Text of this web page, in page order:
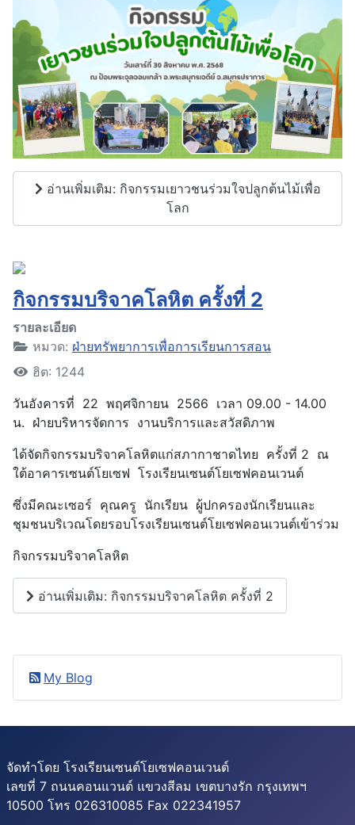
อ่านเพิ่มเติม: กิจกรรมเยาวชนร่วมใจปลูกต้นไม้เพื่อ
โลก
กิจกรรมบริจาคโลหิต ครั้งที่ 2
รายละเอียด
หมวด: ฝ่ายทรัพยาการเพื่อการเรียนการสอน
ฮิต: 1244
วันอังคารที่ 22 พฤศจิกายน 2566 เวลา 09.00 - 14.00
น. ฝ่ายบริหารจัดการ งานบริการและสวัสดิภาพ
ได้จัดกิจกรรมบริจาคโลหิตแก่สภากาชาดไทย ครั้งที่ 2 ณ
ใต้อาคารเซนต์โยเซฟ โรงเรียนเซนต์โยเซฟคอนเวนต์
ซึ่งมีคณะเซอร์ คุณครู นักเรียน ผู้ปกครองนักเรียนและ
ชุมชนบริเวณโดยรอบโรงเรียนเซนต์โยเซฟคอนเวนต์เข้าร่วม
กิจกรรมบริจาคโลหิต
อ่านเพิ่มเติม: กิจกรรมบริจาคโลหิต ครั้งที่ 2
My Blog
จัดทำโดย โรงเรียนเซนต์โยเซฟคอนเวนต์
เลขที่ 7 ถนนคอนแวนต์ แขวงสีลม เขตบางรัก กรุงเทพฯ
10500 โทร 026310085 Fax 022341957